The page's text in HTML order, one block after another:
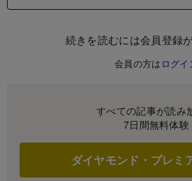
続きを読むには会員登録
会員の方は ログイ
すべての記事が読み
7日間無料体験
ダイヤモンド・プレミ